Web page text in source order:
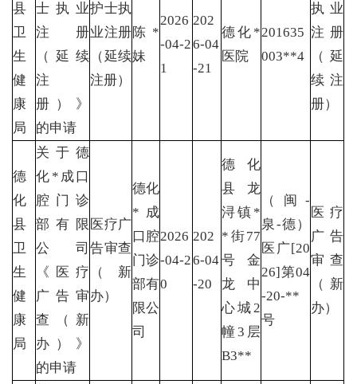
县
卫
生
健
康
局
士执业
注册
（延续
注
册）》
的申请
护士执
业注册
（延续
注册）
陈*
妹
2026
-04-2
1
202
6-04
-21
德化*
医院
201635
003**4
执业
注册
（延
续注
册）
德
化
县
卫
生
健
康
局
关于德
化*成口
腔门诊
部有限
公司
《医疗
广告审
查（新
办）》
的申请
医疗广
告审查
（新
办）
德化
*成
口腔
门诊
部有
限公
司
2026
-04-2
0
202
6-04
-20
德化
县龙
浔镇*
*街77
号金
龙中
心城2
幢3层
B3**
（闽-
泉-德）
医广[20
26]第04
-20-**
号
医疗
广告
审查
（新
办）